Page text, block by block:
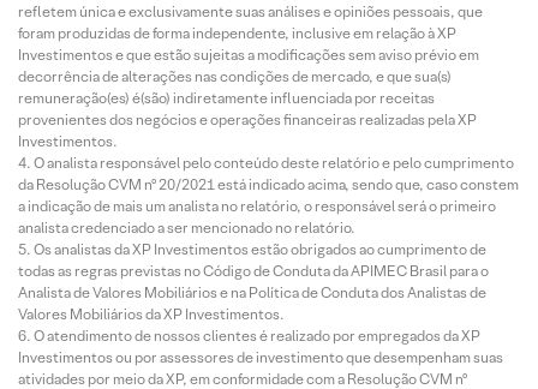
refletem única e exclusivamente suas análises e opiniões pessoais, que
foram produzidas de forma independente, inclusive em relação à XP
Investimentos e que estão sujeitas a modificações sem aviso prévio em
decorrência de alterações nas condições de mercado, e que sua(s)
remuneração(es) é(são) indiretamente influenciada por receitas
provenientes dos negócios e operações financeiras realizadas pela XP
Investimentos.
O analista responsável pelo conteúdo deste relatório e pelo cumprimento
da Resolução CVM nº 20/2021 está indicado acima, sendo que, caso constem
a indicação de mais um analista no relatório, o responsável será o primeiro
analista credenciado a ser mencionado no relatório.
Os analistas da XP Investimentos estão obrigados ao cumprimento de
todas as regras previstas no Código de Conduta da APIMEC Brasil para o
Analista de Valores Mobiliários e na Política de Conduta dos Analistas de
Valores Mobiliários da XP Investimentos.
O atendimento de nossos clientes é realizado por empregados da XP
Investimentos ou por assessores de investimento que desempenham suas
atividades por meio da XP, em conformidade com a Resolução CVM nº